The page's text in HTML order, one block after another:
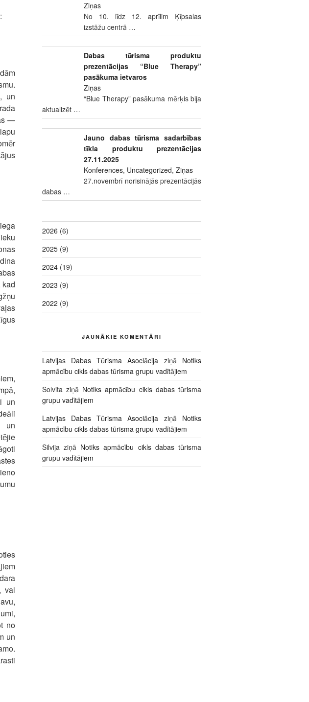
un
—
un
un
vai
no
un
Ziņas
No 10. līdz 12. aprīlim Ķīpsalas
izstāžu centrā …
Dabas tūrisma produktu
prezentācijas “Blue Therapy”
pasākuma ietvaros
Ziņas
“Blue Therapy” pasākuma mērķis bija
aktualizēt …
Jauno dabas tūrisma sadarbības
tīkla produktu prezentācijas
27.11.2025
Konferences, Uncategorized,Ziņas
27.novembrī norisinājās prezentācijās
dabas …
2026 (6)
2025(9)
2024(19)
2023 (9)
2022 (9)
JAUNĀKIE KOMENTĀRI
Latvijas Dabas Tūrisma Asociācija ziņā Notiks
apmācību cikls dabas tūrisma grupu vadītājiem
Solvita ziņā Notiks apmācību cikls dabas tūrisma
grupu vadītājiem
Latvijas Dabas Tūrisma Asociācija ziņā Notiks
apmācību cikls dabas tūrisma grupu vadītājiem
Silvija ziņā Notiks apmācību cikls dabas tūrisma
grupu vadītājiem